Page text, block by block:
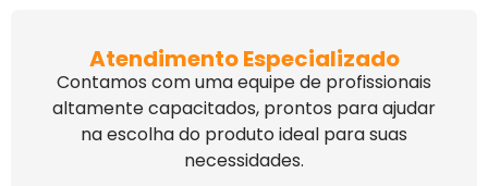
Atendimento Especializado
Contamos com uma equipe de profissionais
altamente capacitados, prontos para ajudar
na escolha do produto ideal para suas
necessidades.